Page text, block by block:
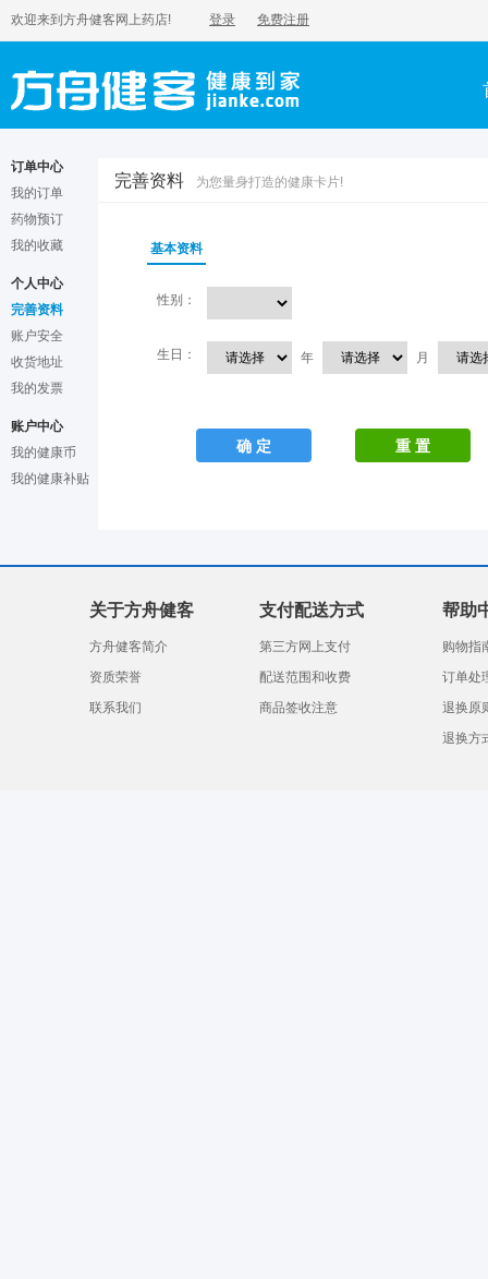
欢迎来到方舟健客网上药店! 登录 免费注册
订单中心
我的订单
药物预订
我的收藏
个人中心
完善资料
账户安全
收货地址
我的发票
账户中心
我的健康币
我的健康补贴
完善资料 为您量身打造的健康卡片!
基本资料
性别：
生日： 年 月
确 定 重 置
关于方舟健客
方舟健客简介
资质荣誉
联系我们
支付配送方式
第三方网上支付
配送范围和收费
商品签收注意
帮助
购物指
订单处
退换原
退换方